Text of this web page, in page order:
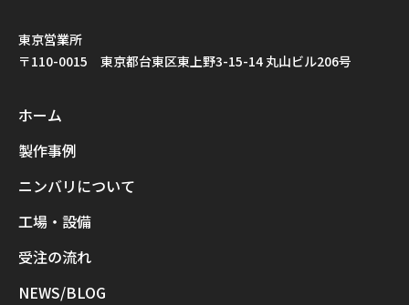
東京営業所
〒110-0015 東京都台東区東上野3-15-14 丸山ビル206号
ホーム
製作事例
ニンバリについて
工場・設備
受注の流れ
NEWS/BLOG